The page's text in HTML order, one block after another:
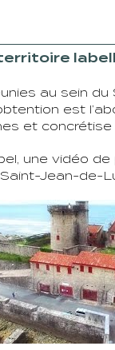
au sein
est
et
une vidéo
Jean-de-